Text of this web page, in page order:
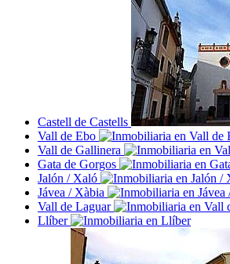
Castell de Castells
Vall de Ebo
Vall de Gallinera
Gata de Gorgos
Jalón / Xaló
Jávea / Xàbia
Vall de Laguar
Llíber